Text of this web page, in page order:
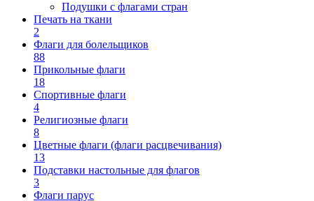
Подушки с флагами стран
Печать на ткани
2
Флаги для болельщиков
88
Прикольные флаги
18
Спортивные флаги
4
Религиозные флаги
8
Цветные флаги (флаги расцвечивания)
13
Подставки настольные для флагов
3
Флаги парус